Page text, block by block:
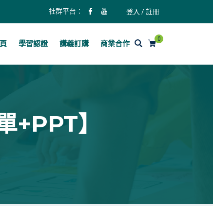
登入 / 註冊
社群平台：
0
學習認證 講義訂購 商業合作
+PPT】